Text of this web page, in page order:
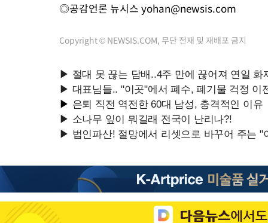
◎공감언론 뉴시스 yohan@newsis.com
Copyright © NEWSIS.COM, 무단 전재 및 재배포 금지